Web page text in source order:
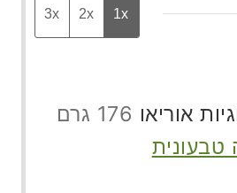
1x
2x
3x
אוריאו 176 גרם